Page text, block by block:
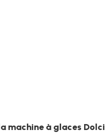
machine à glaces Dolci